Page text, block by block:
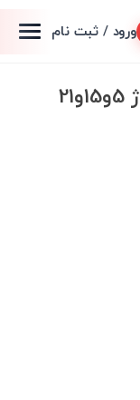
ورود / ثبت نام